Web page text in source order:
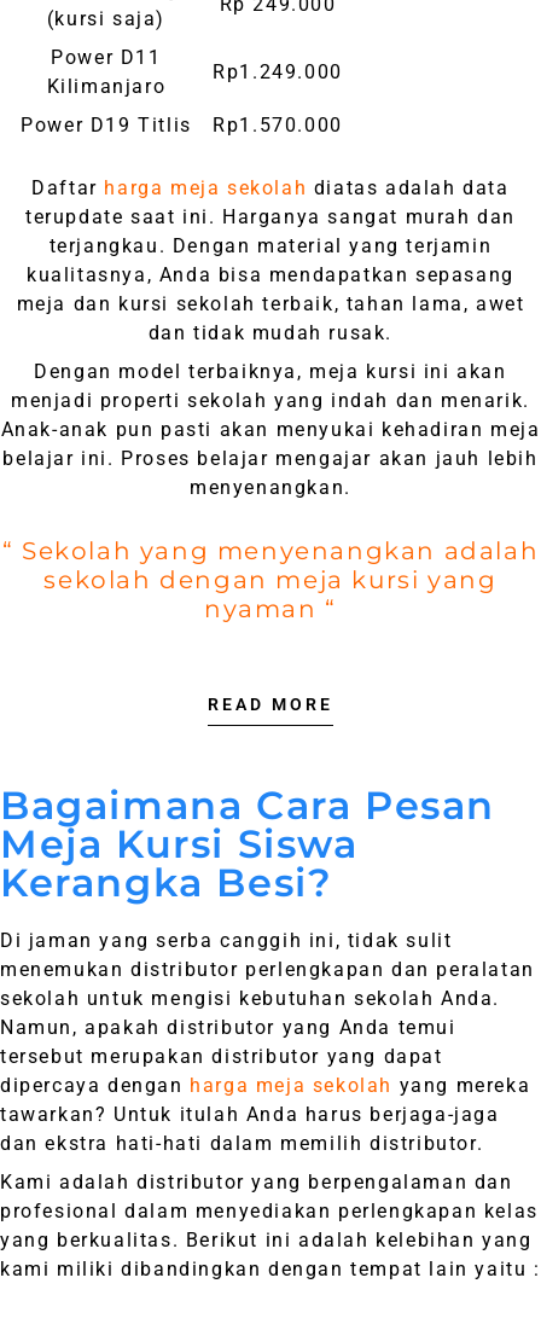
(kursi saja)
Power D11
Kilimanjaro
Rp1.249.000
Power D19 Titlis Rp1.570.000
Daftar harga meja sekolah diatas adalah data
terupdate saat ini. Harganya sangat murah dan
terjangkau. Dengan material yang terjamin
kualitasnya, Anda bisa mendapatkan sepasang
meja dan kursi sekolah terbaik, tahan lama, awet
dan tidak mudah rusak.
Dengan model terbaiknya, meja kursi ini akan
menjadi properti sekolah yang indah dan menarik.
Anak-anak pun pasti akan menyukai kehadiran meja
belajar ini. Proses belajar mengajar akan jauh lebih
menyenangkan.
“ Sekolah yang menyenangkan adalah
sekolah dengan meja kursi yang
nyaman “
READ MORE
Bagaimana Cara Pesan
Meja Kursi Siswa
Kerangka Besi?
Di jaman yang serba canggih ini, tidak sulit
menemukan distributor perlengkapan dan peralatan
sekolah untuk mengisi kebutuhan sekolah Anda.
Namun, apakah distributor yang Anda temui
tersebut merupakan distributor yang dapat
dipercaya dengan harga meja sekolah yang mereka
tawarkan? Untuk itulah Anda harus berjaga-jaga
dan ekstra hati-hati dalam memilih distributor.
Kami adalah distributor yang berpengalaman dan
profesional dalam menyediakan perlengkapan kelas
yang berkualitas. Berikut ini adalah kelebihan yang
kami miliki dibandingkan dengan tempat lain yaitu :